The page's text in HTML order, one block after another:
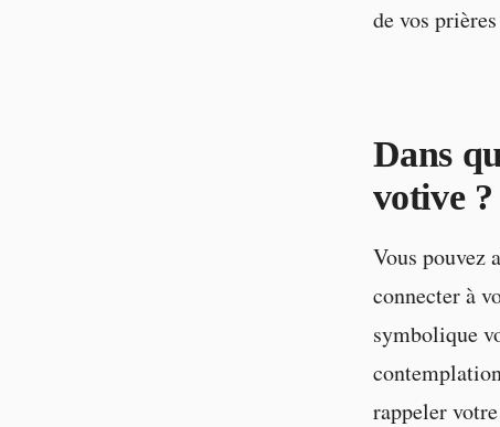
de vos
Dans
votive ?
Vous pouvez
connecter à
symbolique
rappeler